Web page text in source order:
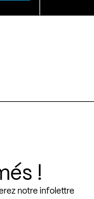
!
notre infolettre